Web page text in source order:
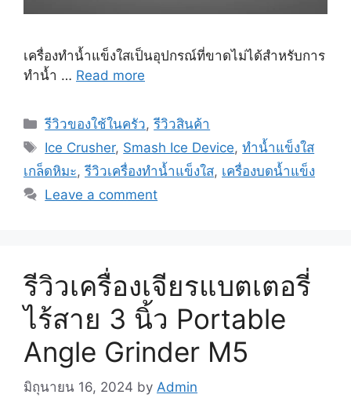
เครื่องทำน้ำแข็งใสเป็นอุปกรณ์ที่ขาดไม่ได้สำหรับการ
ทำน้ำ … Read more
Categories
รีวิวของใช้ในครัว,รีวิวสินค้า
Tags
Ice Crusher, Smash Ice Device,ทำน้ำแข็งใส
เกล็ดหิมะ,รีวิวเครื่องทำน้ำแข็งใส, เครื่องบดน้ำแข็ง
Leave a comment
รีวิวเครื่องเจียรแบตเตอรี่
ไร้สาย 3 นิ้ว Portable
Angle Grinder M5
มิถุนายน 16, 2024 by Admin